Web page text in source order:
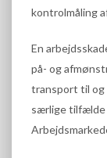
kontrolmåling
En
på- og
transport til og
særlige tilfælde